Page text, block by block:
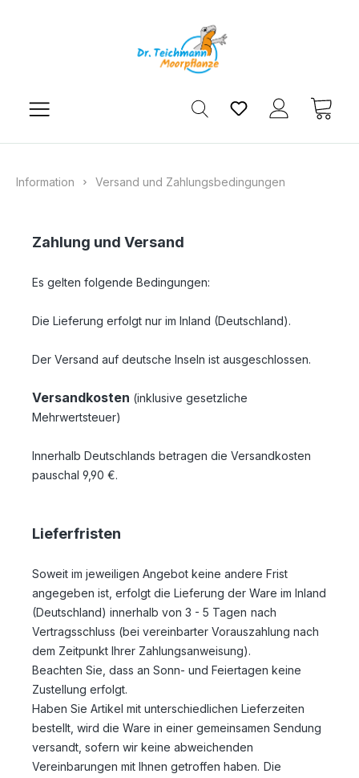
Du hast 0
Information Versand und Zahlungsbedingungen
Zahlung und Versand
Es gelten folgende Bedingungen:
Die Lieferung erfolgt nur im Inland (Deutschland).
Der Versand auf deutsche Inseln ist ausgeschlossen.
Versandkosten (inklusive gesetzliche
Mehrwertsteuer)
Innerhalb Deutschlands betragen die Versandkosten
pauschal 9,90 €.
Lieferfristen
Soweit im jeweiligen Angebot keine andere Frist
angegeben ist, erfolgt die Lieferung der Ware im Inland
(Deutschland) innerhalb von 3 - 5 Tagen nach
Vertragsschluss (bei vereinbarter Vorauszahlung nach
dem Zeitpunkt Ihrer Zahlungsanweisung).
Beachten Sie, dass an Sonn- und Feiertagen keine
Zustellung erfolgt.
Haben Sie Artikel mit unterschiedlichen Lieferzeiten
bestellt, wird die Ware in einer gemeinsamen Sendung
versandt, sofern wir keine abweichenden
Vereinbarungen mit Ihnen getroffen haben. Die